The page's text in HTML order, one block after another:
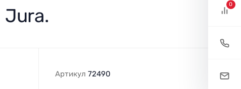
Jura.
Артикул 72490
0